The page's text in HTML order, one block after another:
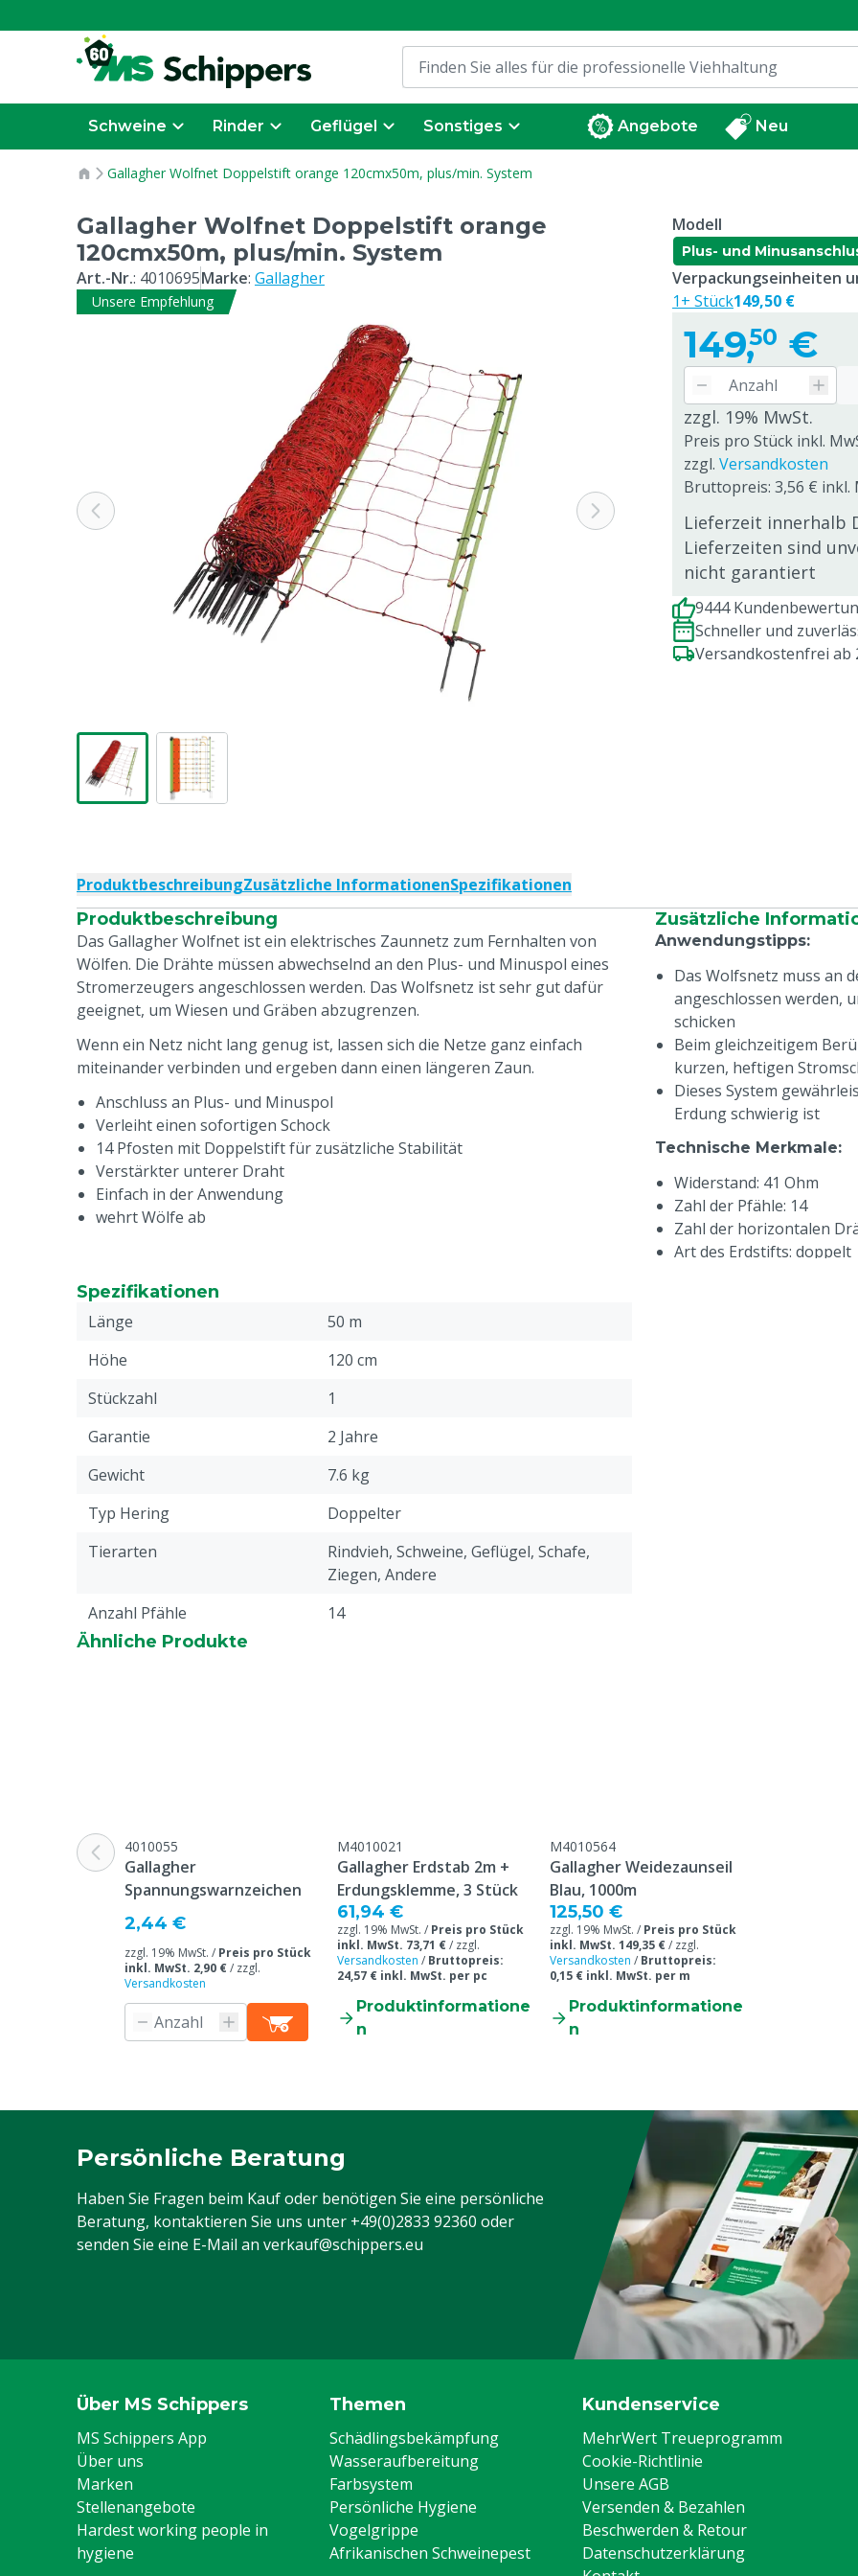
Schweine Rinder Geflügel Sonstiges Angebote Neu
Gallagher Wolfnet Doppelstift orange 120cmx50m, plus/min. System
Gallagher Wolfnet Doppelstift orange
120cmx50m, plus/min. System
Art.-Nr.: 4010695Marke: Gallagher
Unsere Empfehlung
Modell
Plus- und
149,50 €
zzgl. 19% MwSt.
Preis pro Stück inkl.
zzgl. Versandkosten
Bruttopreis: 3,56 € inkl.
Lieferzeit innerhalb
Lieferzeiten sind
nicht garantiert
Verpackungseinheiten
1+ Stück149,50 €
9444
Schneller und
Versandkostenfrei ab
ProduktbeschreibungZusätzliche InformationenSpezifikationen
Produktbeschreibung
Das Gallagher Wolfnet ist ein elektrisches Zaunnetz zum Fernhalten von
Wölfen. Die Drähte müssen abwechselnd an den Plus- und Minuspol eines
Stromerzeugers angeschlossen werden. Das Wolfsnetz ist sehr gut dafür
geeignet, um Wiesen und Gräben abzugrenzen.
Wenn ein Netz nicht lang genug ist, lassen sich die Netze ganz einfach
miteinander verbinden und ergeben dann einen längeren Zaun.
Anschluss an Plus- und Minuspol
Verleiht einen sofortigen Schock
14 Pfosten mit Doppelstift für zusätzliche Stabilität
Verstärkter unterer Draht
Einfach in der Anwendung
wehrt Wölfe ab
Zusätzliche
Anwendungstipps:
Das Wolfsnetz muss an
angeschlossen werden,
schicken
Beim gleichzeitigem
kurzen, heftigen
Dieses System
Erdung schwierig ist
Technische Merkmale:
Widerstand: 41 Ohm
Zahl der Pfähle: 14
Zahl der horizontalen
Art des Erdstifts: doppelt
Spezifikationen
Länge
50 m
Höhe
120 cm
Stückzahl
1
Garantie
2 Jahre
Gewicht
7.6 kg
Typ Hering
Doppelter
Tierarten
Rindvieh, Schweine, Geflügel, Schafe,
Ziegen, Andere
Anzahl Pfähle
14
Art des Netzes
Ähnliche Produkte
4010055
Gallagher
Spannungswarnzeichen
2,44 €
zzgl. 19% MwSt. / Preis pro Stück
inkl. MwSt. 2,90 €/ zzgl.
Versandkosten
M4010021
Gallagher Erdstab 2m +
Erdungsklemme, 3 Stück
61,94 €
zzgl. 19% MwSt. / Preis pro Stück
inkl. MwSt. 73,71 €/ zzgl.
Versandkosten / Bruttopreis:
24,57 € inkl. MwSt. per pc
Produktinformatione
n
M4010564
Gallagher Weidezaunseil
Blau, 1000m
125,50 €
zzgl. 19% MwSt. / Preis pro Stück
inkl. MwSt. 149,35 €/ zzgl.
Versandkosten / Bruttopreis:
0,15 € inkl. MwSt. per m
Produktinformatione
n
Persönliche Beratung
Haben Sie Fragen beim Kauf oder benötigen Sie eine persönliche
Beratung, kontaktieren Sie uns unter +49(0)2833 92360 oder
senden Sie eine E-Mail an verkauf@schippers.eu
Über MS Schippers
MS Schippers App
Über uns
Marken
Stellenangebote
Hardest working people in
hygiene
Themen
Schädlingsbekämpfung
Wasseraufbereitung
Farbsystem
Persönliche Hygiene
Vogelgrippe
Afrikanischen Schweinepest
Kundenservice
MehrWert Treueprogramm
Cookie-Richtlinie
Unsere AGB
Versenden & Bezahlen
Beschwerden & Retour
Datenschutzerklärung